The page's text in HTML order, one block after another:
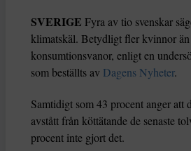
SVERIGE Fyra av tio svenskar
klimatskäl. Betydligt fler kvinnor än
konsumtionsvanor, enligt en
som beställts av Dagens Nyheter.
Samtidigt som 43 procent anger att
avstått från köttätande de senaste
procent inte gjort det.